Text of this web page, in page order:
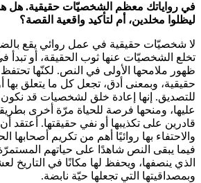
في رواياتك معظم الشخصيّات حقيقية. هل
ليظلوا مخلدين، أم لتأكيد واقعية القصة؟
لا شخصيّات حقيقية في عمل روائي يقع
تخلع الشخصيّات عنها ثوب الحقيقة، أو تبدأ
ظهور ملامحها الأولى في النص. لكنّها
حقيقية، وبمعنى أدق، تجعل كل ما يتعلق بها
للتصديق. إنها إعادة خلق لشخصيات قد نكون
عليها، ومنحها فرصة للحياة مرّة أخرى
قادرين على تكذيبها أو نفي حقيقتها. أعتقد
والاحتفاء بها روائيًا أهم من تكريم أصحابها
فيما يبقى النص شاهدًا على حياتهم
الذي ينصفها، ويحفظ لها مكانًا في التاريخ
وبمصداقيتها التي تجعلها حيّة نابضة.